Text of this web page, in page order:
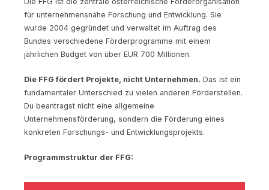
für unternehmensnahe Forschung und Entwicklung. Sie
wurde 2004 gegründet und verwaltet im Auftrag des
Bundes verschiedene Förderprogramme mit einem
jährlichen Budget von über EUR 700 Millionen.
Die FFG fördert Projekte, nicht Unternehmen. Das ist ein
fundamentaler Unterschied zu vielen anderen Förderstellen.
Du beantragst nicht eine allgemeine
Unternehmensförderung, sondern die Förderung eines
konkreten Forschungs- und Entwicklungsprojekts.
Programmstruktur der FFG: